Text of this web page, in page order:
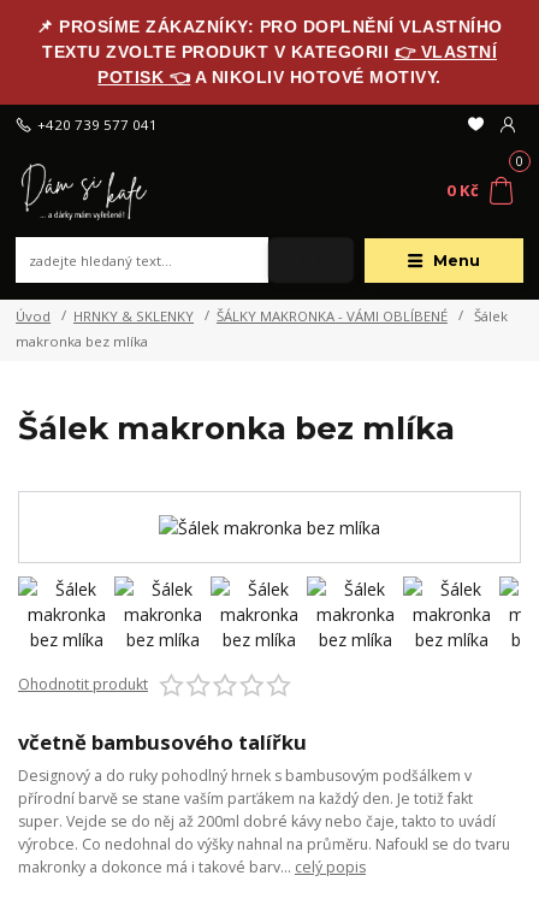
📌 PROSÍME ZÁKAZNÍKY: PRO DOPLNĚNÍ VLASTNÍHO
TEXTU ZVOLTE PRODUKT V KATEGORII 👉 VLASTNÍ
POTISK 👈 A NIKOLIV HOTOVÉ MOTIVY.
Menu
+420 739 577 041
0
0 Kč
Úvod HRNKY & SKLENKY ŠÁLKY MAKRONKA - VÁMI OBLÍBENÉ
Šálek
makronka bez mlíka
Šálek makronka bez mlíka
Ohodnotit produkt
včetně bambusového talířku
Designový a do ruky pohodlný hrnek s bambusovým podšálkem v
přírodní barvě se stane vaším parťákem na každý den. Je totiž fakt
super. Vejde se do něj až 200ml dobré kávy nebo čaje, takto to uvádí
výrobce. Co nedohnal do výšky nahnal na průměru. Nafoukl se do tvaru
makronky a dokonce má i takové barv... celý popis